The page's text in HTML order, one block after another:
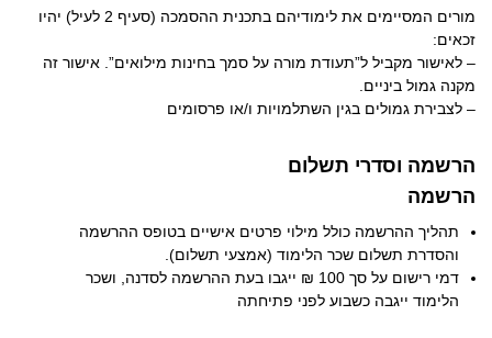
מורים המסיימים את לימודיהם בתכנית ההסמכה (סעיף 2 לעיל) יהיו
זכאים:
– לאישור מקביל ל”תעודת מורה על סמך בחינות מילואים”. אישור זה
מקנה גמול ביניים.
– לצבירת גמולים בגין השתלמויות ו/או פרסומים
הרשמה וסדרי תשלום
הרשמה
תהליך ההרשמה כולל מילוי פרטים אישיים בטופס ההרשמה
והסדרת תשלום שכר הלימוד (אמצעי תשלום).
דמי רישום על סך 100 ₪ ייגבו בעת ההרשמה לסדנה, ושכר
הלימוד ייגבה כשבוע לפני פתיחתה